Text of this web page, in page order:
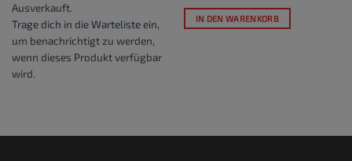
Ausverkauft.
Trage dich in die Warteliste ein,
um benachrichtigt zu werden,
wenn dieses Produkt verfügbar
wird.
IN DEN WARENKORB